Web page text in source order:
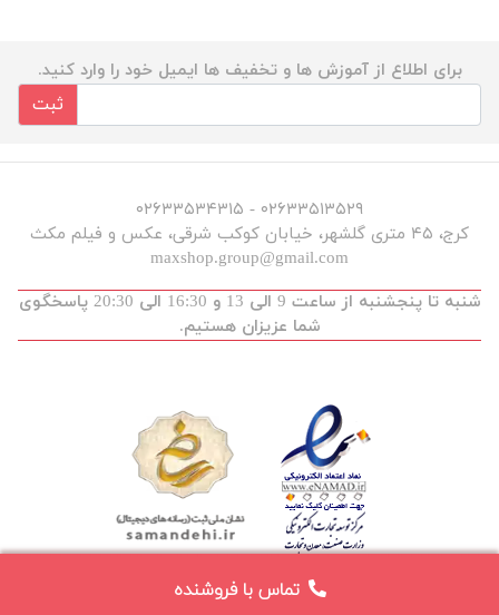
تماس با فروشنده
برای اطلاع از آموزش ها و تخفیف ها ایمیل خود را وارد کنید.
ثبت
۰۲۶۳۳۵۱۳۵۲۹ - ۰۲۶۳۳۵۳۴۳۱۵
کرج، ۴۵ متری گلشهر، خیابان کوکب شرقی، عکس و فیلم مکث
maxshop.group@gmail.com
شنبه تا پنجشنبه از ساعت 9 الی 13 و 16:30 الی 20:30 پاسخگوی
شما عزیزان هستیم.
توسعه و طراحی :maxdev